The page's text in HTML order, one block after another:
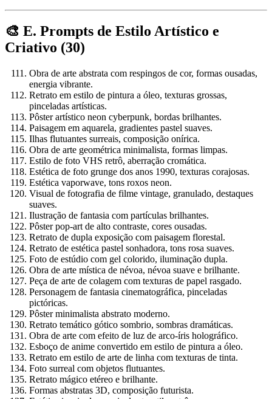
🎨 E. Prompts de Estilo Artístico e
Criativo (30)
Obra de arte abstrata com respingos de cor, formas ousadas,
energia vibrante.
Retrato em estilo de pintura a óleo, texturas grossas,
pinceladas artísticas.
Pôster artístico neon cyberpunk, bordas brilhantes.
Paisagem em aquarela, gradientes pastel suaves.
Ilhas flutuantes surreais, composição onírica.
Obra de arte geométrica minimalista, formas limpas.
Estilo de foto VHS retrô, aberração cromática.
Estética de foto grunge dos anos 1990, texturas corajosas.
Estética vaporwave, tons roxos neon.
Visual de fotografia de filme vintage, granulado, destaques
suaves.
Ilustração de fantasia com partículas brilhantes.
Pôster pop-art de alto contraste, cores ousadas.
Retrato de dupla exposição com paisagem florestal.
Retrato de estética pastel sonhadora, tons rosa suaves.
Foto de estúdio com gel colorido, iluminação dupla.
Obra de arte mística de névoa, névoa suave e brilhante.
Peça de arte de colagem com texturas de papel rasgado.
Personagem de fantasia cinematográfica, pinceladas
pictóricas.
Pôster minimalista abstrato moderno.
Retrato temático gótico sombrio, sombras dramáticas.
Obra de arte com efeito de luz de arco-íris holográfico.
Esboço de anime convertido em estilo de pintura a óleo.
Retrato em estilo de arte de linha com texturas de tinta.
Foto surreal com objetos flutuantes.
Retrato mágico etéreo e brilhante.
Formas abstratas 3D, composição futurista.